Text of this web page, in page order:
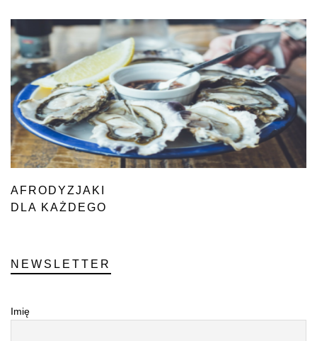
AFRODYZJAKI
DLA KAŻDEGO
NEWSLETTER
Imię